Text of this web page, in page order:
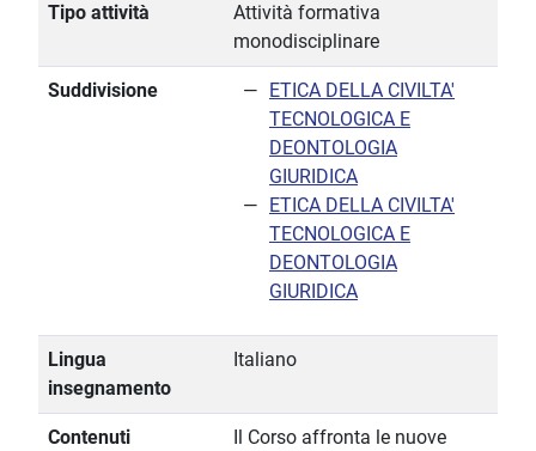
Tipo attività
Attività formativa
monodisciplinare
Suddivisione
ETICA DELLA CIVILTA'
TECNOLOGICA E
DEONTOLOGIA
GIURIDICA
ETICA DELLA CIVILTA'
TECNOLOGICA E
DEONTOLOGIA
GIURIDICA
Lingua
insegnamento
Italiano
Contenuti
Il Corso affronta le nuove